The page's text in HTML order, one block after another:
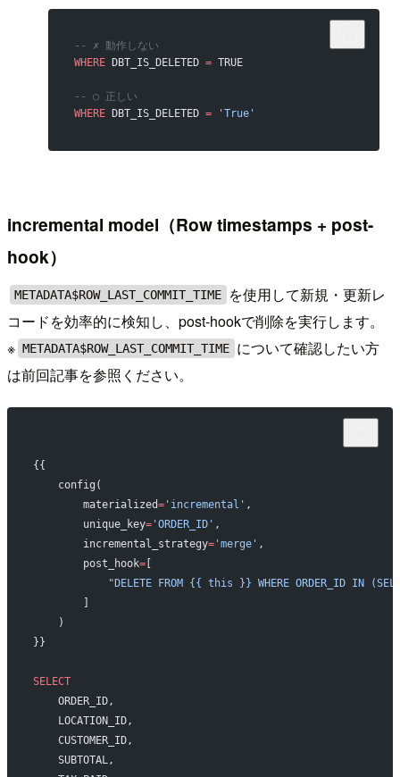
-- ✗ 動作しない
WHERE DBT_IS_DELETED = TRUE
-- ○ 正しい
WHERE DBT_IS_DELETED = 'True'
incremental model（Row timestamps + post-
hook）
METADATA$ROW_LAST_COMMIT_TIME
を使用して新規・更新レ
コードを効率的に検知し、post-hookで削除を実行します。
※ METADATA$ROW_LAST_COMMIT_TIME について確認したい方
は前回記事を参照ください。
{{
    config(
        materialized
='incremental' ,
        unique_key
='ORDER_ID' ,
        incremental_strategy
='merge' ,
        post_hook
=[
"DELETE FROM {{ this }} WHERE ORDER_ID IN
        ]
    )
}}
SELECT
    ORDER_ID,
    LOCATION_ID,
    CUSTOMER_ID,
    SUBTOTAL,